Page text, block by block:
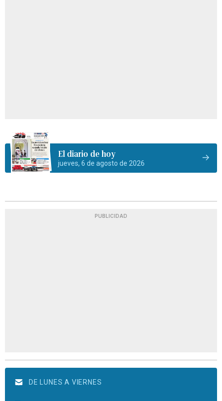
El diario de hoy
jueves, 6 de agosto de 2026
PUBLICIDAD
DE LUNES A VIERNES